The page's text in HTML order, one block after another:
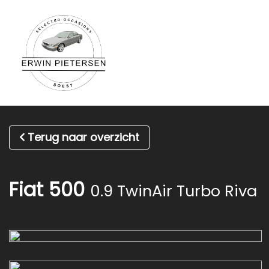
Terug naar overzicht
Fiat 500 0.9 TwinAir Turbo Riva